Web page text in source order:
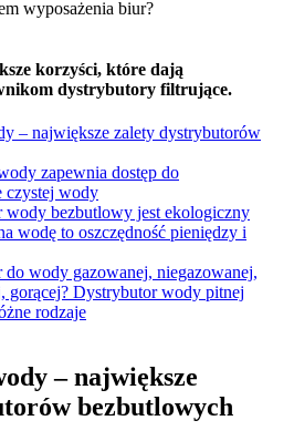
wyposażenia biur?
korzyści, które dają
dystrybutory filtrujące.
– największe zalety dystrybutorów
zapewnia dostęp do
czystej wody
wody bezbutlowy jest ekologiczny
wodę to oszczędność pieniędzy i
wody gazowanej, niegazowanej,
gorącej? Dystrybutor wody pitnej
rodzaje
– największe
bezbutlowych